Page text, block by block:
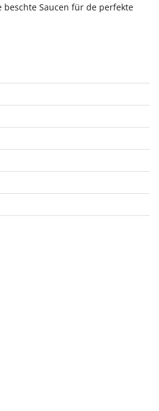
beschte Saucen für de perfekte